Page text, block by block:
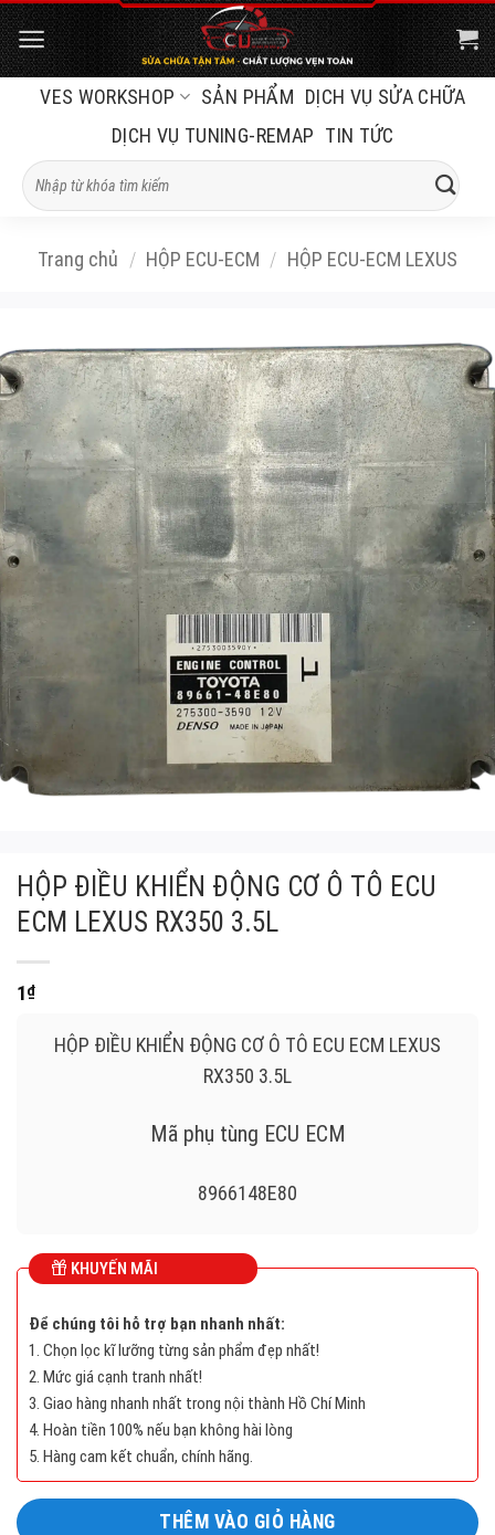
Bỏ
qua
nội
VES WORKSHOP SẢN PHẨM DỊCH VỤ SỬA CHỮA
DỊCH VỤ TUNING-REMAP TIN TỨC
Tìm
kiếm:
Trang chủ / HỘP ECU-ECM / HỘP ECU-ECM LEXUS
HỘP ĐIỀU KHIỂN ĐỘNG CƠ Ô TÔ ECU
ECM LEXUS RX350 3.5L
1₫
HỘP ĐIỀU KHIỂN ĐỘNG CƠ Ô TÔ ECU ECM LEXUS
RX350 3.5L
Mã phụ tùng ECU ECM
8966148E80
DENSO ECU
2753003590, 275300-48E80
8966148E80 , 89661-48E80
Long
KHUYẾN MÃI
Để chúng tôi hỗ trợ bạn nhanh nhất:
1. Chọn lọc kĩ lưỡng từng sản phẩm đẹp nhất!
2. Mức giá cạnh tranh nhất!
3. Giao hàng nhanh nhất trong nội thành Hồ Chí Minh
4. Hoàn tiền 100% nếu bạn không hài lòng
5. Hàng cam kết chuẩn, chính hãng.
THÊM VÀO GIỎ HÀNG